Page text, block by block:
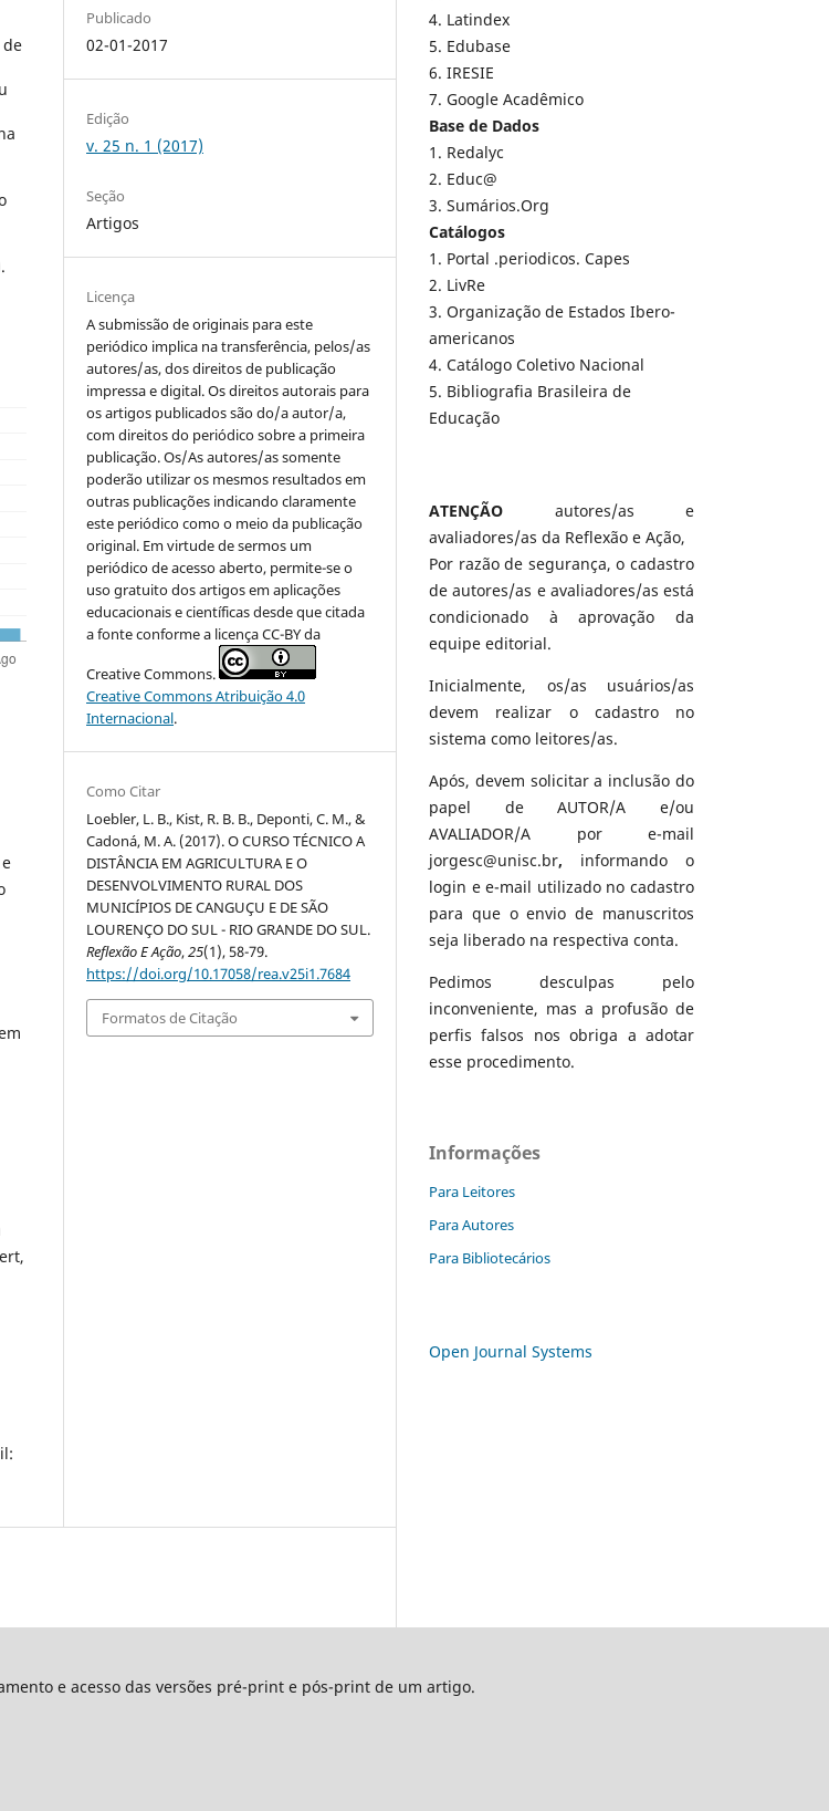
de
Publicado
02-01-2017
Edição
v. 25 n. 1 (2017)
Seção
Artigos
Licença
A submissão de originais para este
periódico implica na transferência, pelos/as
autores/as, dos direitos de publicação
impressa e digital. Os direitos autorais para
os artigos publicados são do/a autor/a,
com direitos do periódico sobre a primeira
publicação. Os/As autores/as somente
poderão utilizar os mesmos resultados em
outras publicações indicando claramente
este periódico como o meio da publicação
original. Em virtude de sermos um
periódico de acesso aberto, permite-se o
uso gratuito dos artigos em aplicações
educacionais e científicas desde que citada
a fonte conforme a licença CC-BY da
Creative Commons.
Creative Commons Atribuição 4.0
Internacional.
Como Citar
Loebler, L. B., Kist, R. B. B., Deponti, C. M., &
Cadoná, M. A. (2017). O CURSO TÉCNICO A
DISTÂNCIA EM AGRICULTURA E O
DESENVOLVIMENTO RURAL DOS
MUNICÍPIOS DE CANGUÇU E DE SÃO
LOURENÇO DO SUL - RIO GRANDE DO SUL.
Reflexão E Ação,25(1), 58-79.
https://doi.org/10.17058/rea.v25i1.7684
Formatos de Citação
4. Latindex
5. Edubase
6. IRESIE
7. Google Acadêmico
Base de Dados
1. Redalyc
2. Educ@
3. Sumários.Org
Catálogos
1. Portal .periodicos. Capes
2. LivRe
3. Organização de Estados Ibero-
americanos
4. Catálogo Coletivo Nacional
5. Bibliografia Brasileira de
Educação
ATENÇÃO autores/as e
avaliadores/as da Reflexão e Ação,
Por razão de segurança, o cadastro
de autores/as e avaliadores/as está
condicionado à aprovação da
equipe editorial.
Inicialmente, os/as usuários/as
devem realizar o cadastro no
sistema como leitores/as.
Após, devem solicitar a inclusão do
papel de AUTOR/A e/ou
AVALIADOR/A por e-mail
jorgesc@unisc.br, informando o
login e e-mail utilizado no cadastro
para que o envio de manuscritos
seja liberado na respectiva conta.
Pedimos desculpas pelo
inconveniente, mas a profusão de
perfis falsos nos obriga a adotar
esse procedimento.
Informações
Para Leitores
Para Autores
Para Bibliotecários
Open Journal Systems
e acesso das versões pré-print e pós-print de um artigo.